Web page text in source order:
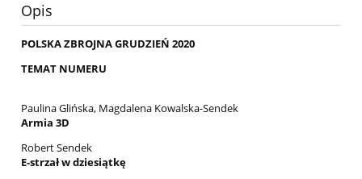
Opis
POLSKA ZBROJNA GRUDZIEŃ 2020
TEMAT NUMERU
Paulina Glińska, Magdalena Kowalska-Sendek
Armia 3D
Robert Sendek
E-strzał w dziesiątkę